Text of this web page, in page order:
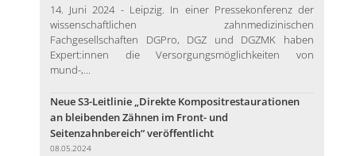
14. Juni 2024 - Leipzig. In einer Pressekonferenz der
wissenschaftlichen zahnmedizinischen
Fachgesellschaften DGPro, DGZ und DGZMK haben
Expert:innen die Versorgungsmöglichkeiten von
mund-,...
Neue S3-Leitlinie „Direkte Kompositrestaurationen
an bleibenden Zähnen im Front- und
Seitenzahnbereich“ veröffentlicht
08.05.2024